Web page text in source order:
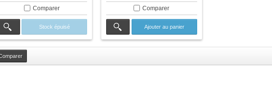
Comparer
Stock épuisé
Comparer
Ajouter au panier